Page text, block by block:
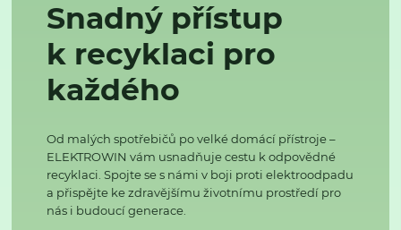
Snadný přístup
k recyklaci pro
každého
Od malých spotřebičů po velké domácí přístroje –
ELEKTROWIN vám usnadňuje cestu k odpovědné
recyklaci. Spojte se s námi v boji proti elektroodpadu
a přispějte ke zdravějšímu životnímu prostředí pro
nás i budoucí generace.